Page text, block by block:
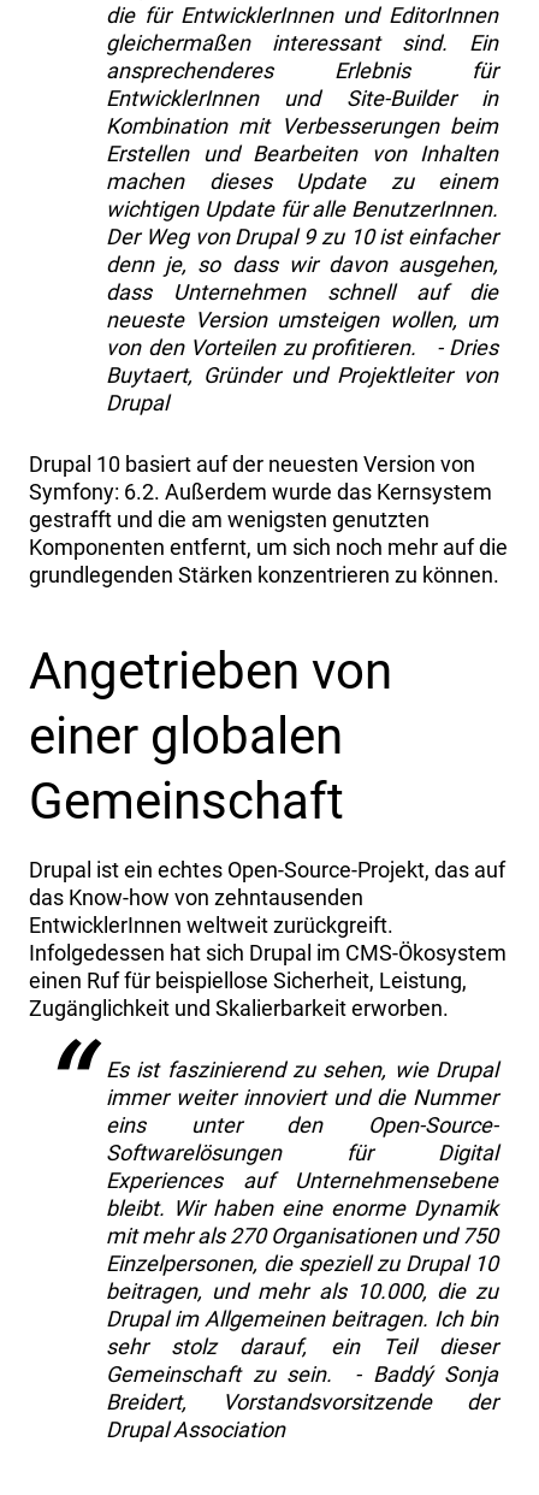
die für EntwicklerInnen und EditorInnen
gleichermaßen interessant sind. Ein
ansprechenderes Erlebnis für
EntwicklerInnen und Site-Builder in
Kombination mit Verbesserungen beim
Erstellen und Bearbeiten von Inhalten
machen dieses Update zu einem
wichtigen Update für alle BenutzerInnen.
Der Weg von Drupal 9 zu 10 ist einfacher
denn je, so dass wir davon ausgehen,
dass Unternehmen schnell auf die
neueste Version umsteigen wollen, um
von den Vorteilen zu profitieren.
- Dries
Buytaert, Gründer und Projektleiter von
Drupal
Drupal 10 basiert auf der neuesten Version von
Symfony: 6.2. Außerdem wurde das Kernsystem
gestrafft und die am wenigsten genutzten
Komponenten entfernt, um sich noch mehr auf die
grundlegenden Stärken konzentrieren zu können.
Angetrieben von
einer globalen
Gemeinschaft
Drupal ist ein echtes Open-Source-Projekt, das auf
das Know-how von zehntausenden
EntwicklerInnen weltweit zurückgreift.
Infolgedessen hat sich Drupal im CMS-Ökosystem
einen Ruf für beispiellose Sicherheit, Leistung,
Zugänglichkeit und Skalierbarkeit erworben.
Es ist faszinierend zu sehen, wie Drupal
immer weiter innoviert und die Nummer
eins unter den Open-Source-
Softwarelösungen für Digital
Experiences auf Unternehmensebene
bleibt. Wir haben eine enorme Dynamik
mit mehr als 270 Organisationen und 750
Einzelpersonen, die speziell zu Drupal 10
beitragen, und mehr als 10.000, die zu
Drupal im Allgemeinen beitragen. Ich bin
sehr stolz darauf, ein Teil dieser
Gemeinschaft zu sein.
- Baddý Sonja
Breidert, Vorstandsvorsitzende der
Drupal Association